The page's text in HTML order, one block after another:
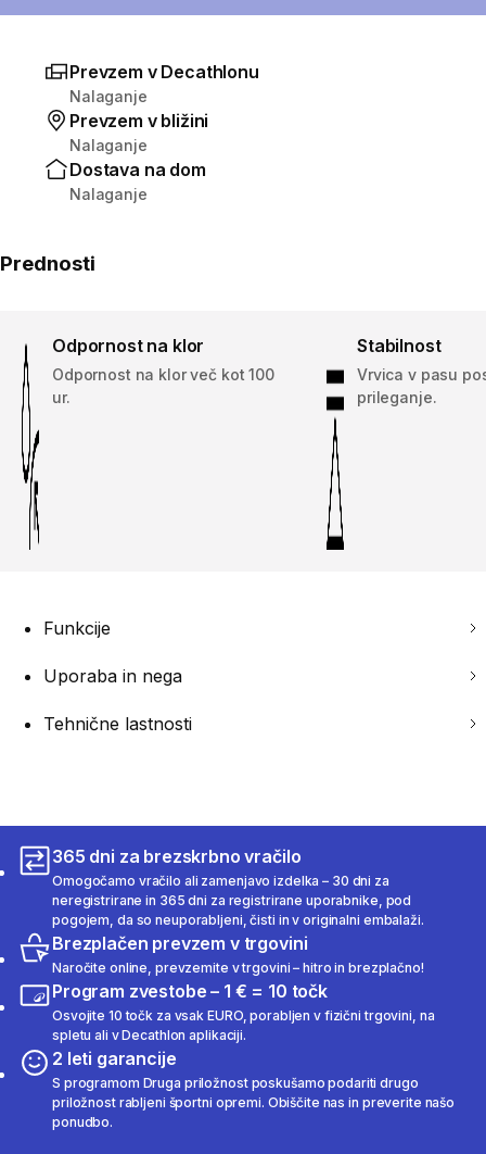
Prevzem v Decathlonu
Nalaganje
Prevzem v bližini
Nalaganje
Dostava na dom
Nalaganje
Prednosti
Odpornost na klor
Odpornost na klor več kot 100
ur.
Stabilnost
Vrvica v pasu
prileganje.
Funkcije
Uporaba in nega
Tehnične lastnosti
365 dni za brezskrbno vračilo
Omogočamo vračilo ali zamenjavo izdelka – 30 dni za
neregistrirane in 365 dni za registrirane uporabnike, pod
pogojem, da so neuporabljeni, čisti in v originalni embalaži.
Brezplačen prevzem v trgovini
Naročite online, prevzemite v trgovini – hitro in brezplačno!
Program zvestobe – 1 € = 10 točk
Osvojite 10 točk za vsak EURO, porabljen v fizični trgovini, na
spletu ali v Decathlon aplikaciji.
2 leti garancije
S programom Druga priložnost poskušamo podariti drugo
priložnost rabljeni športni opremi. Obiščite nas in preverite našo
ponudbo.